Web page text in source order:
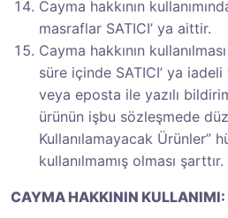
Cayma hakkının
masraflar SATICI’ ya aittir.
Cayma hakkının
süre içinde SATICI’ ya
veya eposta ile yazılı
ürünün işbu sözleşmede
Kullanılamayacak Ürünler”
kullanılmamış olması şarttır.
CAYMA HAKKININ KULLANIMI: